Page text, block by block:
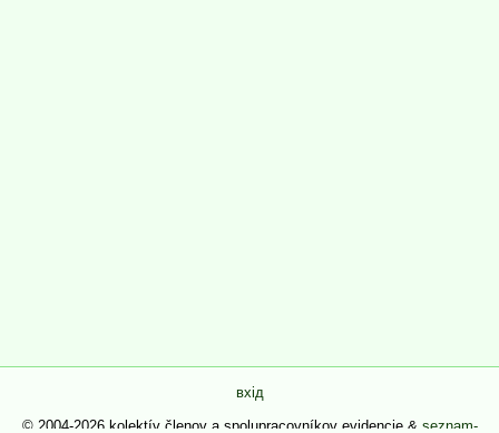
вхід
© 2004-2026 kolektív členov a spolupracovníkov evidencie & seznam-